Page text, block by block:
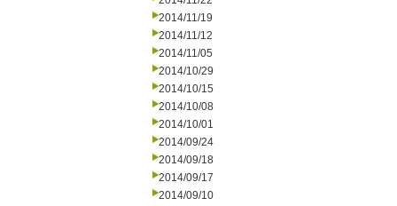
2014/11/19
2014/11/12
2014/11/05
2014/10/29
2014/10/15
2014/10/08
2014/10/01
2014/09/24
2014/09/18
2014/09/17
2014/09/10